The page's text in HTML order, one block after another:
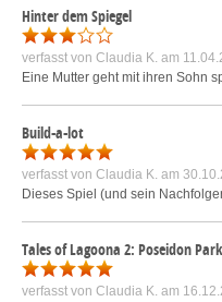
Hinter dem Spiegel
verfasst von Claudia K. am
Eine Mutter geht mit ihren Sohn
Build-a-lot
verfasst von Claudia K. am
Dieses Spiel (und sein
Tales of Lagoona 2: Poseidon
verfasst von Claudia K. am